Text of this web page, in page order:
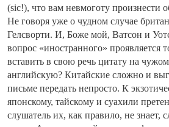
(sic!), что вам невмоготу произнести
Не говоря уже о чудном случае
Гелсворти. И, Боже мой, Ватсон и
вопрос «иностранного» проявляется
вставить в свою речь цитату на
английскую? Китайские сложно и
письме передать непросто. К
японскому, тайскому и суахили
слушатель их, как правило, не знает,